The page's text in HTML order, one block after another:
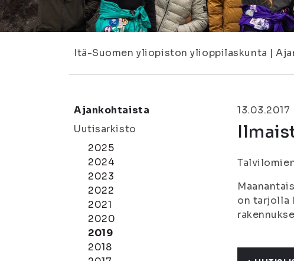
Itä-Suomen yliopiston ylioppilaskunta |
Ajankohtaista
Uutisarkisto
2025
2024
2023
2022
2021
2020
2019
2018
13.03.2017
on tarjolla